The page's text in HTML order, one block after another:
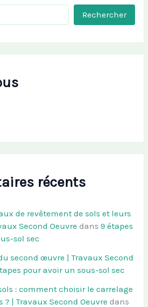
Rechercher
récents
de revêtement de sols et leurs
Second Oeuvre dans9 étapes
sol sec
second œuvre | Travaux Second
pour avoir un sous-sol sec
: comment choisir le carrelage
? | Travaux Second Oeuvre dans